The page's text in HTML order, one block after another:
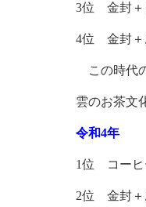
3位 金封＋
4位 金封＋
この時代
雲のお茶文
令和4年
1位 コーヒ
2位 金封＋